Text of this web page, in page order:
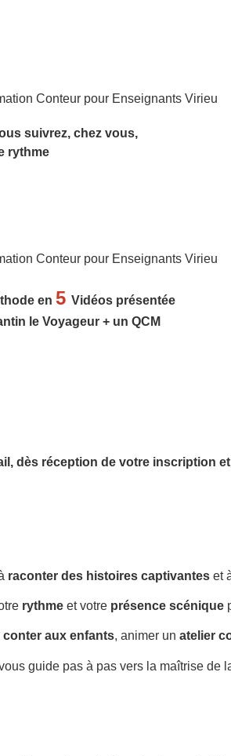
suivrez, chez vous,
rythme
en5Vidéos présentée
le Voyageur + un QCM
dès réception de votre inscription
raconter des histoires captivantes et
rythme et votre présence scénique
conter aux enfants, animer un atelier
guide pas à pas vers la maîtrise de